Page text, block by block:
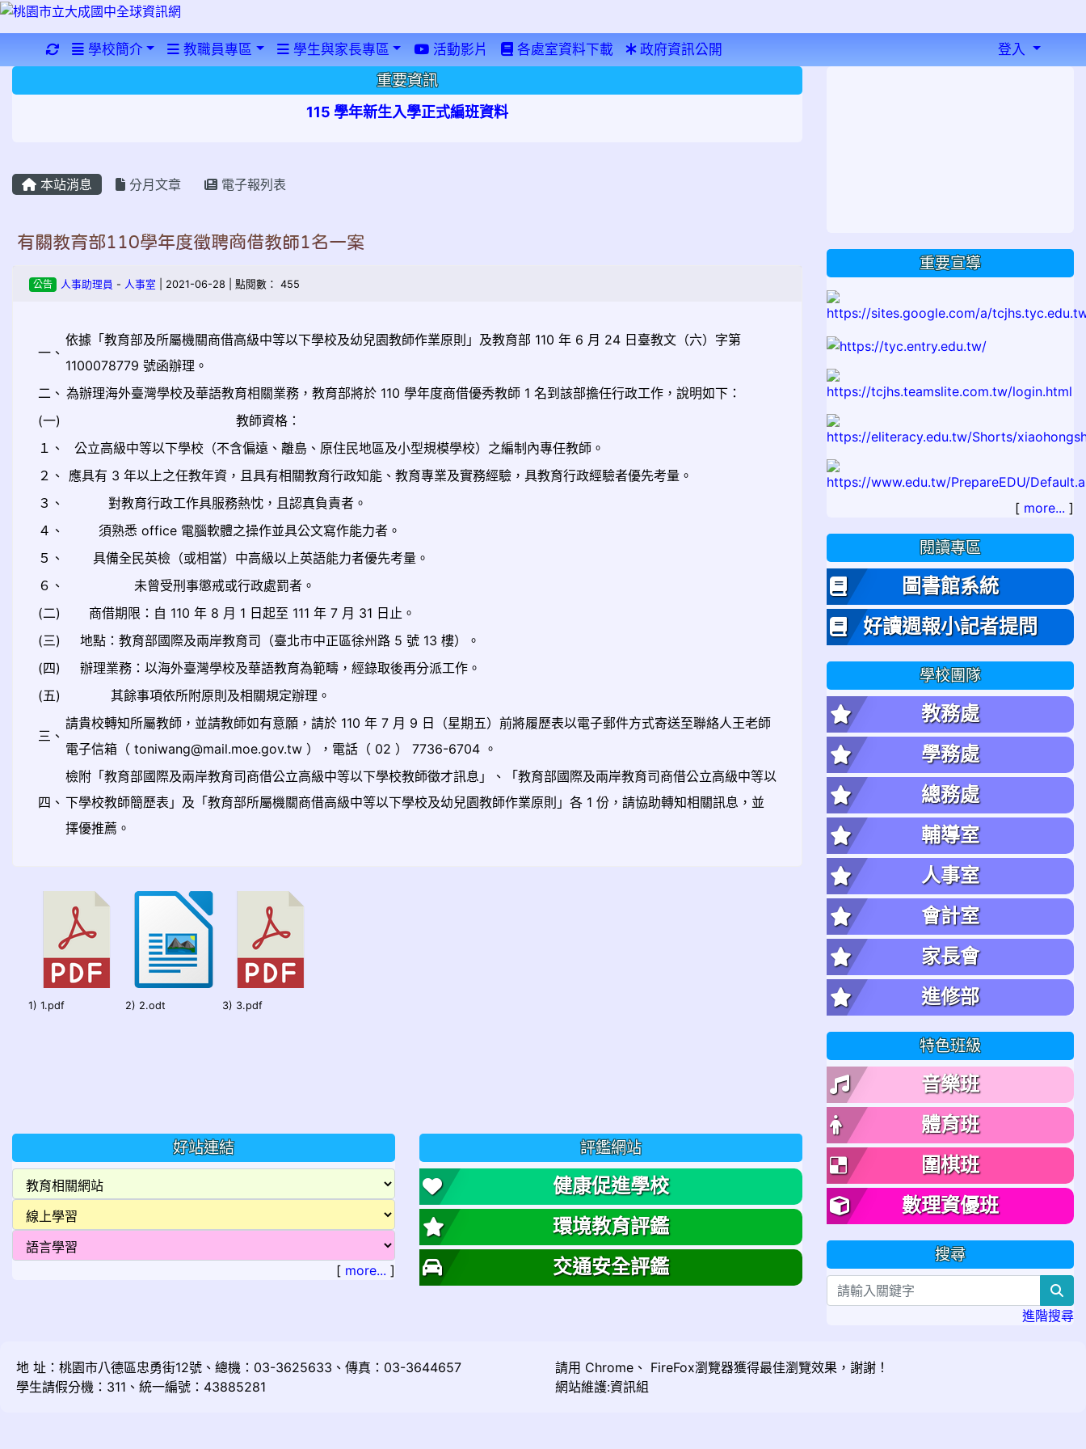
重新取得佈景設定
學校簡介 教職員專區 學生與家長專區 活動影片 各處室資料下載 政府資訊公開 登入
重要資訊
115 學年新生入學正式編班資料
本站消息 分月文章 電子報列表
有關教育部110學年度徵聘商借教師1名一案
公告 人事助理員 - 人事室 | 2021-06-28 | 點閱數： 455
一、
依據「教育部及所屬機關商借高級中等以下學校及幼兒園教師作業原則」及教育部 110 年 6 月 24 日臺教文（六）字第
1100078779 號函辦理。
二、 為辦理海外臺灣學校及華語教育相關業務，教育部將於 110 學年度商借優秀教師 1 名到該部擔任行政工作，說明如下：
(一)
教師資格：
１、
公立高級中等以下學校（不含偏遠、離島、原住民地區及小型規模學校）之編制內專任教師。
２、 應具有 3 年以上之任教年資，且具有相關教育行政知能、教育專業及實務經驗，具教育行政經驗者優先考量。
３、
對教育行政工作具服務熱忱，且認真負責者。
４、
須熟悉 office 電腦軟體之操作並具公文寫作能力者。
５、
具備全民英檢（或相當）中高級以上英語能力者優先考量。
６、
未曾受刑事懲戒或行政處罰者。
(二)
商借期限：自 110 年 8 月 1 日起至 111 年 7 月 31 日止。
(三)
地點：教育部國際及兩岸教育司（臺北市中正區徐州路 5 號 13 樓）。
(四)
辦理業務：以海外臺灣學校及華語教育為範疇，經錄取後再分派工作。
(五)
其餘事項依所附原則及相關規定辦理。
三、
請貴校轉知所屬教師，並請教師如有意願，請於 110 年 7 月 9 日（星期五）前將履歷表以電子郵件方式寄送至聯絡人王老師
電子信箱（ toniwang@mail.moe.gov.tw ），電話（ 02 ） 7736-6704 。
四、
檢附「教育部國際及兩岸教育司商借公立高級中等以下學校教師徵才訊息」、「教育部國際及兩岸教育司商借公立高級中等以
下學校教師簡歷表」及「教育部所屬機關商借高級中等以下學校及幼兒園教師作業原則」各 1 份，請協助轉知相關訊息，並
擇優推薦。
1) 1.pdf 2) 2.odt 3) 3.pdf
好站連結
[ more... ]
評鑑網站
健康促進學校
環境教育評鑑
交通安全評鑑
重要宣導
[ more... ]
閱讀專區
圖書館系統
好讀週報小記者提問
學校團隊
教務處
學務處
總務處
輔導室
人事室
會計室
家長會
進修部
特色班級
音樂班
體育班
圍棋班
數理資優班
搜尋
進階搜尋
地 址：桃園市八德區忠勇街12號、總機：03-3625633、傳真：03-3644657
學生請假分機：311、統一編號：43885281
請用 Chrome 、 FireFox瀏覽器獲得最佳瀏覽效果，謝謝！
網站維護:資訊組